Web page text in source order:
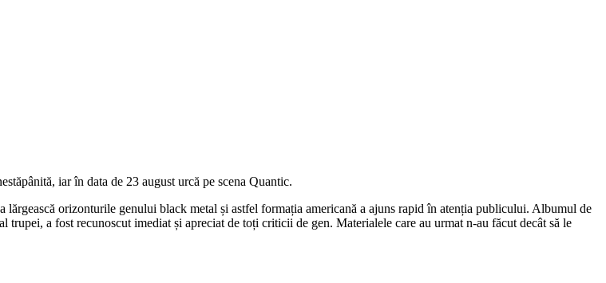
iar în data de 23 august urcă pe scena Quantic.
orizonturile genului black metal și astfel formația americană a ajuns rapid în atenția publicului. Albumul de
a fost recunoscut imediat și apreciat de toți criticii de gen. Materialele care au urmat n-au făcut decât să le